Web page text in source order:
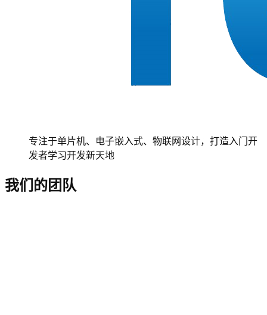
专注于单片机、电子嵌入式、物联网设计，打造入门开
发者学习开发新天地
我们的团队